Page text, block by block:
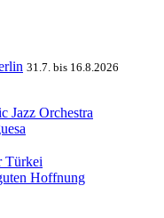
31.7. bis 16.8.2026
Jazz Or­chestra
Türkei
Hoff­nung